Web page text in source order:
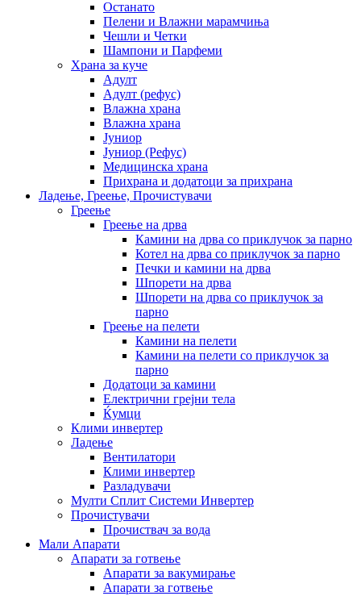
Останато
Пелени и Влажни марамчиња
Чешли и Четки
Шампони и Парфеми
Храна за куче
Адулт
Адулт (рефус)
Влажна храна
Влажна храна
Јуниор
Јуниор (Рефус)
Медицинска храна
Прихрана и додатоци за прихрана
Ладење, Греење, Прочистувачи
Греење
Греење на дрва
Камини на дрва со приклучок за парно
Котел на дрва со приклучок за парно
Печки и камини на дрва
Шпорети на дрва
Шпорети на дрва со приклучок за
парно
Греење на пелети
Камини на пелети
Камини на пелети со приклучок за
парно
Додатоци за камини
Електрични грејни тела
Ќумци
Клими инвертер
Ладење
Вентилатори
Клими инвертер
Разладувачи
Мулти Сплит Системи Инвертер
Прочистувачи
Прочиствач за вода
Мали Апарати
Апарати за готвење
Апарати за вакумирање
Апарати за готвење